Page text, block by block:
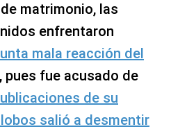
matrimonio, las
enfrentaron
mala reacción del
pues fue acusado de
de su
salió a desmentir